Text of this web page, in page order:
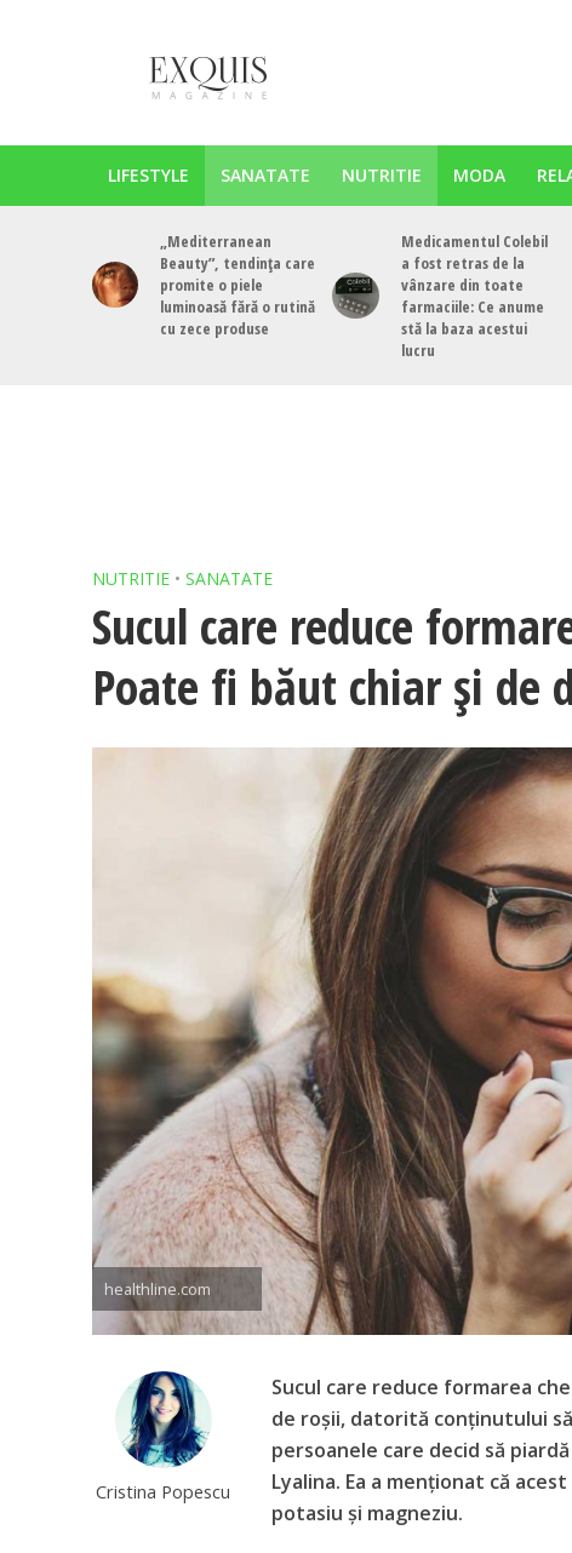
LIFESTYLE SANATATE NUTRITIE MODA
„Mediterranean
Beauty”, tendința care
promite o piele
luminoasă fără o rutină
cu zece produse
Medicamentul Colebil
a fost retras de la
vânzare din toate
farmaciile: Ce anume
stă la baza acestui
lucru
NUTRITIE • SANATATE
Sucul care reduce
Poate fi băut chiar și de
healthline.com
Cristina Popescu
Sucul care reduce formarea
de roșii, datorită conținutului
persoanele care decid să
Lyalina. Ea a menționat că
potasiu și magneziu.